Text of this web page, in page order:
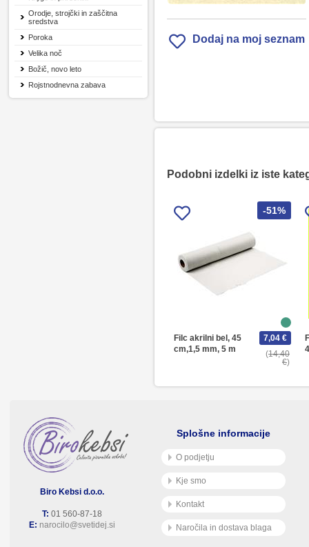
Orodje, strojčki in zaščitna
sredstva
Poroka
Velika noč
Božič, novo leto
Rojstnodnevna zabava
Dodaj na moj seznam
Podobni izdelki iz iste
-51%
Filc akrilni bel, 45
cm,1,5 mm, 5 m
14,40
€
7,04 €
Biro Kebsi d.o.o.
T: 01 560-87-18
E: narocilo@svetidej.si
Splošne informacije
O podjetju
Kje smo
Kontakt
Naročila in dostava blaga